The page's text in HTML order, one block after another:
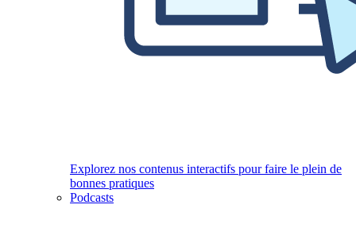
Explorez nos contenus interactifs pour faire le plein de
bonnes pratiques
Podcasts